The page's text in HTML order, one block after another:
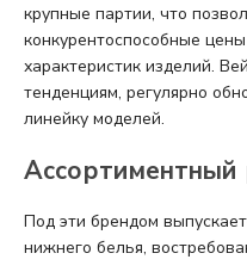
крупные партии, что
конкурентоспособные
характеристик изделий.
тенденциям, регулярно
линейку моделей.
Ассортиментный
Под эти брендом
нижнего белья,